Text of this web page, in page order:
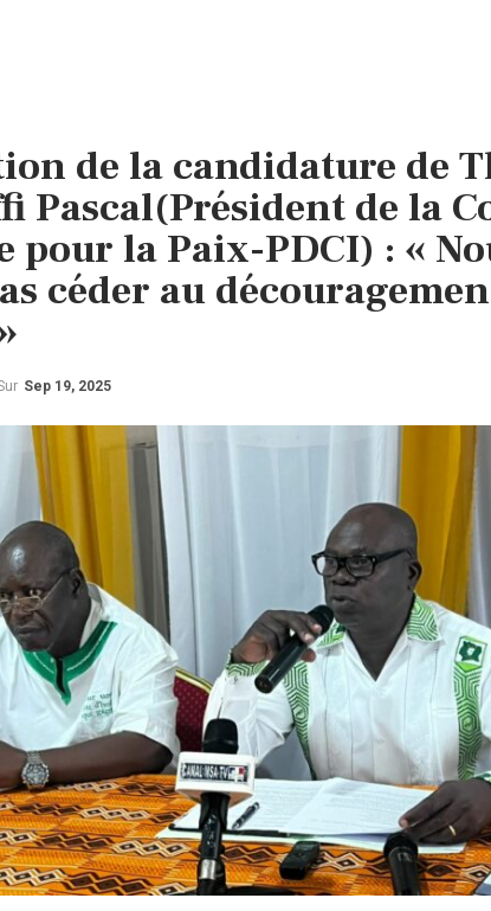
de la candidature de
Pascal(Président de la
pour la Paix-PDCI) : «
céder au
Sep 19, 2025